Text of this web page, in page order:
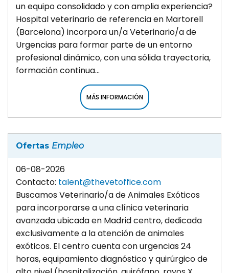
un equipo consolidado y con amplia experiencia?
Hospital veterinario de referencia en Martorell
(Barcelona) incorpora un/a Veterinario/a de
Urgencias para formar parte de un entorno
profesional dinámico, con una sólida trayectoria,
formación continua...
MÁS INFORMACIÓN
Ofertas Empleo
06-08-2026
Contacto: talent@thevetoffice.com
Buscamos Veterinario/a de Animales Exóticos
para incorporarse a una clínica veterinaria
avanzada ubicada en Madrid centro, dedicada
exclusivamente a la atención de animales
exóticos. El centro cuenta con urgencias 24
horas, equipamiento diagnóstico y quirúrgico de